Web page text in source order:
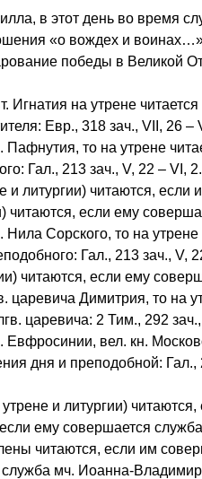
в этот день во время
«о вождех и
победы в Великой
на утрене
Евр., 318 зач., VII, 26 –
то на утрене
Гал., 213 зач., V, 22 – VI,
и литургии) читаются, если
читаются, если ему
Сорского, то на
Гал., 213 зач., V,
читаются, если ему
Димитрия, то на
царевича: 2 Тим., 292
вел. кн.
дня и преподобной:
и литургии)
ему совершается
читаются, если им
мч. Иоанна-